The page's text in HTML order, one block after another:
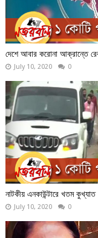
দেশে আবার করোনা আক্রান্তে
July 10, 2020 0
নাটকীয় এনকাউন্টারে খতম কুখ্যাত
July 10, 2020 0